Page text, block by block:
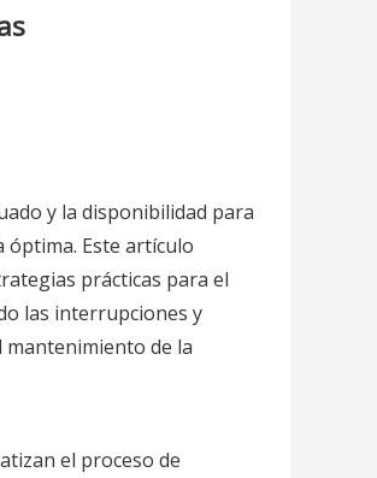
y la disponibilidad para
Este artículo
prácticas para el
las interrupciones y
mantenimiento de la
el proceso de